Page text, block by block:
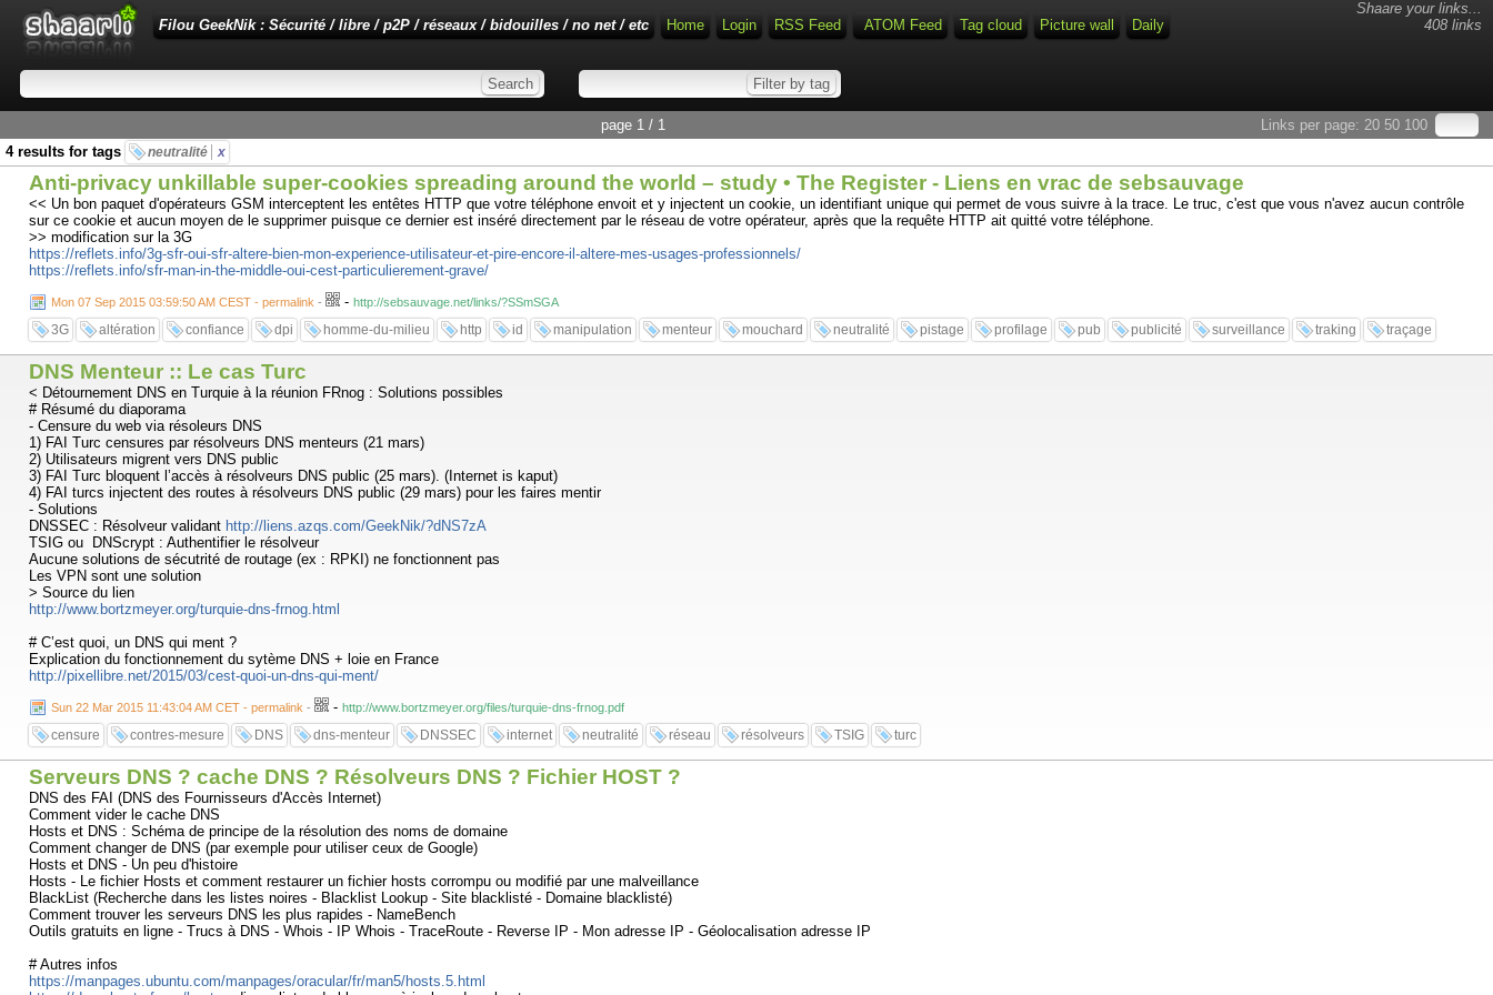
Shaare your links...
408 links
Filou GeekNik : Sécurité / libre / p2P / réseaux / bidouilles / no net / etc Home Login RSS Feed ATOM Feed Tag cloud Picture wall Daily
Links per page: 20 50 100
page 1 / 1
4 results for tags
neutralité x
Anti-privacy unkillable super-cookies spreading around the world – study • The Register - Liens en vrac de sebsauvage
<< Un bon paquet d'opérateurs GSM interceptent les entêtes HTTP que votre téléphone envoit et y injectent un cookie, un identifiant unique qui permet de vous suivre à la trace. Le truc, c'est que vous n'avez aucun contrôle
sur ce cookie et aucun moyen de le supprimer puisque ce dernier est inséré directement par le réseau de votre opérateur, après que la requête HTTP ait quitté votre téléphone.
>> modification sur la 3G
https://reflets.info/3g-sfr-oui-sfr-altere-bien-mon-experience-utilisateur-et-pire-encore-il-altere-mes-usages-professionnels/
https://reflets.info/sfr-man-in-the-middle-oui-cest-particulierement-grave/
Mon 07 Sep 2015 03:59:50 AM CEST - permalink - - http://sebsauvage.net/links/?SSmSGA
3G altération confiance dpi homme-du-milieu http id manipulation menteur mouchard neutralité pistage profilage pub publicité surveillance traking traçage
DNS Menteur :: Le cas Turc
< Détournement DNS en Turquie à la réunion FRnog : Solutions possibles
# Résumé du diaporama
- Censure du web via résoleurs DNS
1) FAI Turc censures par résolveurs DNS menteurs (21 mars)
2) Utilisateurs migrent vers DNS public
3) FAI Turc bloquent l’accès à résolveurs DNS public (25 mars). (Internet is kaput)
4) FAI turcs injectent des routes à résolveurs DNS public (29 mars) pour les faires mentir
- Solutions
DNSSEC : Résolveur validant http://liens.azqs.com/GeekNik/?dNS7zA
TSIG ou DNScrypt : Authentifier le résolveur
Aucune solutions de sécutrité de routage (ex : RPKI) ne fonctionnent pas
Les VPN sont une solution
> Source du lien
http://www.bortzmeyer.org/turquie-dns-frnog.html
# C’est quoi, un DNS qui ment ?
Explication du fonctionnement du sytème DNS + loie en France
http://pixellibre.net/2015/03/cest-quoi-un-dns-qui-ment/
Sun 22 Mar 2015 11:43:04 AM CET - permalink - - http://www.bortzmeyer.org/files/turquie-dns-frnog.pdf
censure contres-mesure DNS dns-menteur DNSSEC internet neutralité réseau résolveurs TSIG turc
Serveurs DNS ? cache DNS ? Résolveurs DNS ? Fichier HOST ?
DNS des FAI (DNS des Fournisseurs d'Accès Internet)
Comment vider le cache DNS
Hosts et DNS : Schéma de principe de la résolution des noms de domaine
Comment changer de DNS (par exemple pour utiliser ceux de Google)
Hosts et DNS - Un peu d'histoire
Hosts - Le fichier Hosts et comment restaurer un fichier hosts corrompu ou modifié par une malveillance
BlackList (Recherche dans les listes noires - Blacklist Lookup - Site blacklisté - Domaine blacklisté)
Comment trouver les serveurs DNS les plus rapides - NameBench
Outils gratuits en ligne - Trucs à DNS - Whois - IP Whois - TraceRoute - Reverse IP - Mon adresse IP - Géolocalisation adresse IP
# Autres infos
https://manpages.ubuntu.com/manpages/oracular/fr/man5/hosts.5.html